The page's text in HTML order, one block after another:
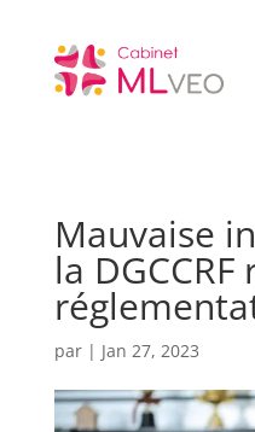
Mauvaise
la
par | Jan 27, 2023